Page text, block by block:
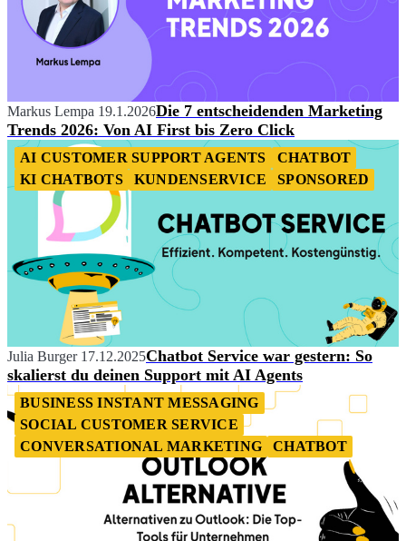
Markus Lempa 19.1.2026Die 7 entscheidenden Marketing
Trends 2026: Von AI First bis Zero Click
AI CUSTOMER SUPPORT AGENTS
CHATBOT
KI CHATBOTS
KUNDENSERVICE SPONSORED
Julia Burger 17.12.2025Chatbot Service war gestern: So
skalierst du deinen Support mit AI Agents
BUSINESS INSTANT MESSAGING
SOCIAL CUSTOMER SERVICE
CONVERSATIONAL MARKETING
CHATBOT